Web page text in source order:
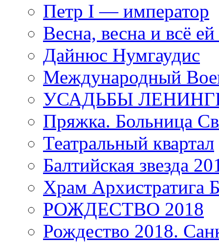
Петр I — император
Весна, весна и всё
Дайнюс Нумгаудис
Международный
УСАДЬБЫ
Пряжка. Больница
Театральный квартал
Балтийская звезда
Храм
РОЖДЕСТВО 2018
Рождество 2018.